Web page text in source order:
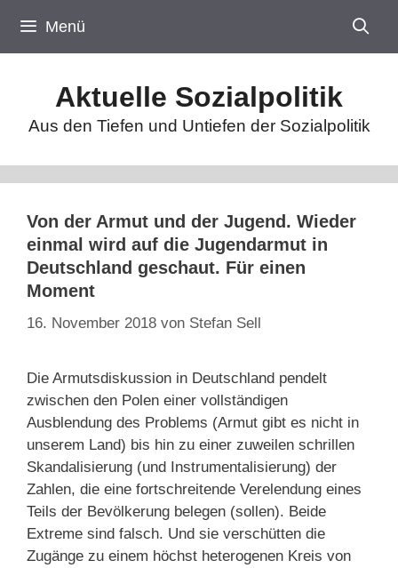
Inhalt
springen
Menü
Aktuelle Sozialpolitik
Aus den Tiefen und Untiefen der Sozialpolitik
Von der Armut und der Jugend. Wieder
einmal wird auf die Jugendarmut in
Deutschland geschaut. Für einen
Moment
16. November 2018 von Stefan Sell
Die Armutsdiskussion in Deutschland pendelt
zwischen den Polen einer vollständigen
Ausblendung des Problems (Armut gibt es nicht in
unserem Land) bis hin zu einer zuweilen schrillen
Skandalisierung (und Instrumentalisierung) der
Zahlen, die eine fortschreitende Verelendung eines
Teils der Bevölkerung belegen (sollen). Beide
Extreme sind falsch. Und sie verschütten die
Zugänge zu einem höchst heterogenen Kreis von